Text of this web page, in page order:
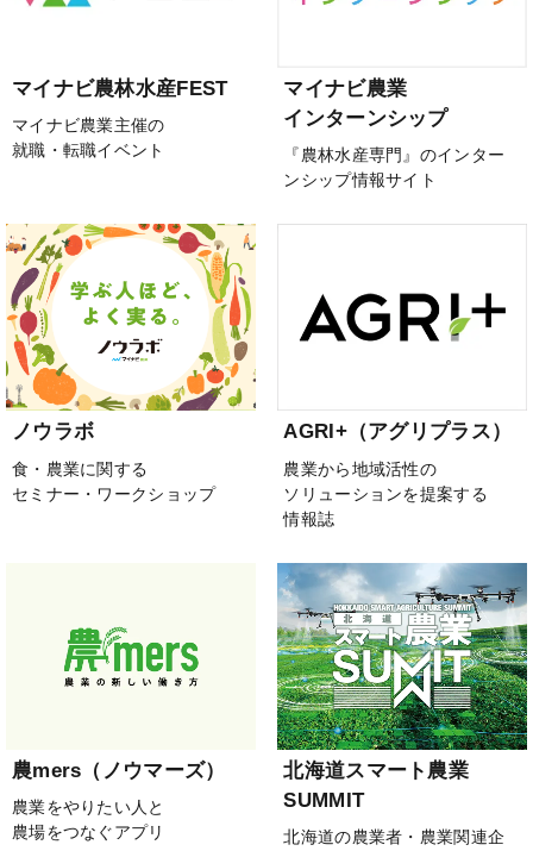
マイナビ農林水産FEST
マイナビ農業主催の
就職・転職イベント
マイナビ農業
インターンシップ
『農林水産専門』のインター
ンシップ情報サイト
ノウラボ
食・農業に関する
セミナー・ワークショップ
AGRI+（アグリプラス）
農業から地域活性の
ソリューションを提案する
情報誌
農mers（ノウマーズ）
農業をやりたい人と
農場をつなぐアプリ
北海道スマート農業
SUMMIT
北海道の農業者・農業関連企